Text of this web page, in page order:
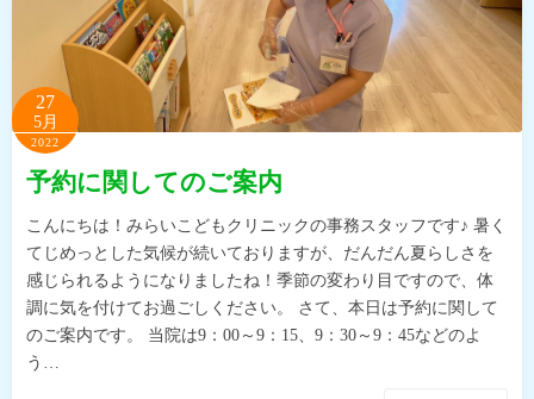
27
5月
2022
予約に関してのご案内
こんにちは！みらいこどもクリニックの事務スタッフです♪ 暑く
てじめっとした気候が続いておりますが、だんだん夏らしさを
感じられるようになりましたね！季節の変わり目ですので、体
調に気を付けてお過ごしください。 さて、本日は予約に関して
のご案内です。 当院は9：00～9：15、9：30～9：45などのよ
う…